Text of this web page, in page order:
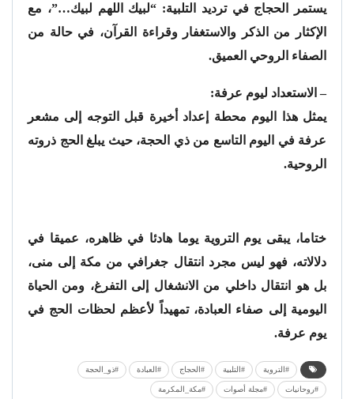
يستمر الحجاج في ترديد التلبية: “لبيك اللهم لبيك…”، مع
الإكثار من الذكر والاستغفار وقراءة القرآن، في حالة من
الصفاء الروحي العميق.
– الاستعداد ليوم عرفة:
يمثل هذا اليوم محطة إعداد أخيرة قبل التوجه إلى مشعر
عرفة في اليوم التاسع من ذي الحجة، حيث يبلغ الحج ذروته
الروحية.
ختاما، يبقى يوم التروية يوما هادئا في ظاهره، عميقا في
دلالاته، فهو ليس مجرد انتقال جغرافي من مكة إلى منى،
بل هو انتقال داخلي من الانشغال إلى التفرغ، ومن الحياة
اليومية إلى صفاء العبادة، تمهيداً لأعظم لحظات الحج في
يوم عرفة.
#التروية #التلبية #الحجاج #العبادة #ذو_الحجة
#روحانيات #مجلة أصوات #مكة_المكرمة